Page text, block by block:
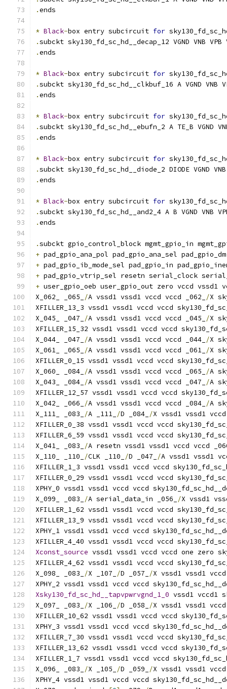
.ends
* Black-box entry subcircuit for
.subckt sky130_fd_sc_hd__decap_12 VGND VNB VPB
.ends
* Black-box entry subcircuit for
.subckt sky130_fd_sc_hd__clkbuf_16 A VGND VNB
.ends
* Black-box entry subcircuit for
.subckt sky130_fd_sc_hd__ebufn_2 A TE_B VGND
.ends
* Black-box entry subcircuit for
.subckt sky130_fd_sc_hd__diode_2 DIODE VGND VNB
.ends
* Black-box entry subcircuit for
.subckt sky130_fd_sc_hd__and2_4 A B VGND VNB
.ends
.subckt gpio_control_block mgmt_gpio_in
+ pad_gpio_ana_pol pad_gpio_ana_sel pad_gpio_dm
+ pad_gpio_ib_mode_sel pad_gpio_in
+ pad_gpio_vtrip_sel resetn serial_clock
+ user_gpio_oeb user_gpio_out zero vccd vssd1
X_062_ _065_
/A vssd1 vssd1 vccd vccd _062_ /X
XFILLER_13_3 vssd1 vssd1 vccd vccd
X_045_ _047_
/A vssd1 vssd1 vccd vccd _045_ /X
XFILLER_15_32 vssd1 vssd1 vccd vccd
X_044_ _047_
/A vssd1 vssd1 vccd vccd _044_ /X
X_061_ _065_
/A vssd1 vssd1 vccd vccd _061_ /X
XFILLER_0_15 vssd1 vssd1 vccd vccd
X_060_ _084_ /A vssd1 vssd1 vccd vccd _065_ /A
X_043_ _084_ /A vssd1 vssd1 vccd vccd _047_ /A
XFILLER_12_57 vssd1 vssd1 vccd vccd
X_042_ _066_
/A vssd1 vssd1 vccd vccd _084_ /A
X_111_ _083_
/A _111_ /D _084_ /X vssd1 vssd1
XFILLER_0_38 vssd1 vssd1 vccd vccd
XFILLER_6_59 vssd1 vssd1 vccd vccd
X_041_ _083_
/A resetn vssd1 vssd1 vccd vccd
X_110_ _110_
/CLK _110_ /D _047_ /A vssd1 vssd1
XFILLER_1_3 vssd1 vssd1 vccd vccd
XFILLER_0_29 vssd1 vssd1 vccd vccd
XPHY_0 vssd1 vssd1 vccd vccd
X_099_ _083_
/A serial_data_in _056_ /X vssd1
XFILLER_1_62 vssd1 vssd1 vccd vccd
XFILLER_13_9 vssd1 vssd1 vccd vccd
XPHY_1 vssd1 vssd1 vccd vccd
XFILLER_4_40 vssd1 vssd1 vccd vccd
Xconst_source vssd1 vssd1 vccd vccd one zero
XFILLER_4_62 vssd1 vssd1 vccd vccd
X_098_ _083_
/X _107_ /D _057_ /X vssd1 vssd1
XPHY_2 vssd1 vssd1 vccd vccd
Xsky130_fd_sc_hd__tapvpwrvgnd_1_0 vssd1 vccd1
X_097_ _083_
/X _106_ /D _058_ /X vssd1 vssd1
XFILLER_10_62 vssd1 vssd1 vccd vccd
XPHY_3 vssd1 vssd1 vccd vccd
XFILLER_7_30 vssd1 vssd1 vccd vccd
XFILLER_13_62 vssd1 vssd1 vccd vccd
XFILLER_1_7 vssd1 vssd1 vccd vccd
X_096_ _083_
/X _105_ /D _059_ /X vssd1 vssd1
XPHY_4 vssd1 vssd1 vccd vccd